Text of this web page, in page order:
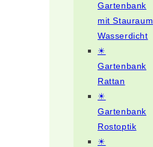
Gartenbank
mit Stauraum
Wasserdicht
☀
Gartenbank
Rattan
☀
Gartenbank
Rostoptik
☀